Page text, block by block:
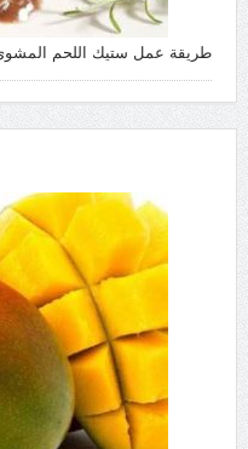
طريقة عمل ستيك اللحم